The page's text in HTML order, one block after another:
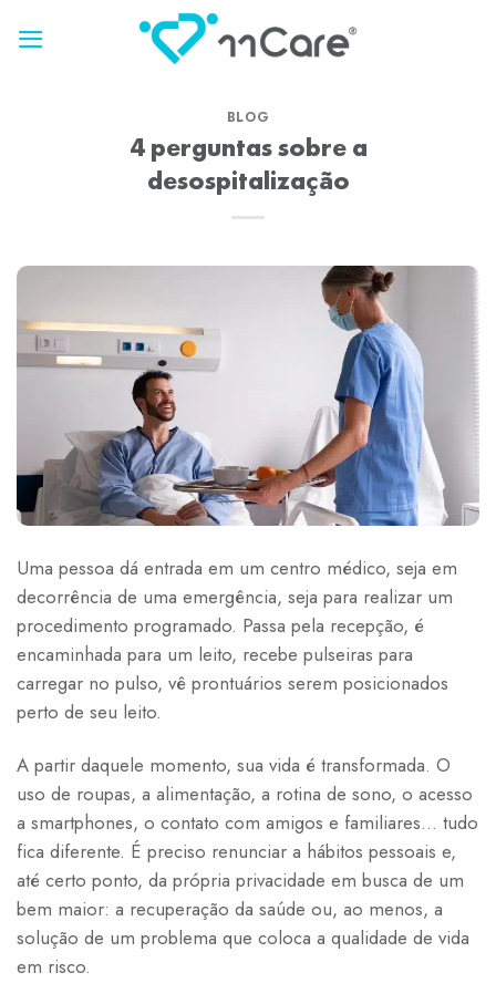
BLOG
4 perguntas sobre a
desospitalização
Uma pessoa dá entrada em um centro médico, seja em
decorrência de uma emergência, seja para realizar um
procedimento programado. Passa pela recepção, é
encaminhada para um leito, recebe pulseiras para
carregar no pulso, vê prontuários serem posicionados
perto de seu leito.
A partir daquele momento, sua vida é transformada. O
uso de roupas, a alimentação, a rotina de sono, o acesso
a smartphones, o contato com amigos e familiares… tudo
fica diferente. É preciso renunciar a hábitos pessoais e,
até certo ponto, da própria privacidade em busca de um
bem maior: a recuperação da saúde ou, ao menos, a
solução de um problema que coloca a qualidade de vida
em risco.